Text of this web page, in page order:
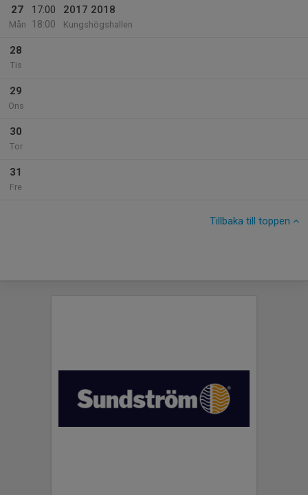
27
Mån
17:00
18:00
2017 2018
Kungshögshallen
28
Tis
29
Ons
30
Tor
31
Fre
Tillbaka till toppen